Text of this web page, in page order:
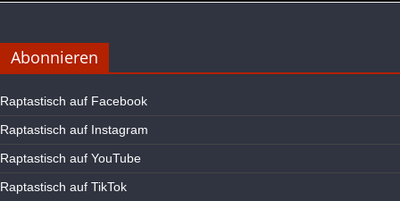
Abonnieren
Raptastisch auf Facebook
Raptastisch auf Instagram
Raptastisch auf YouTube
Raptastisch auf TikTok